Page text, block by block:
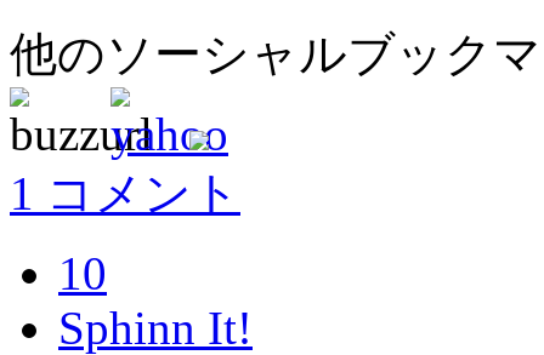
他のソーシャルブック
1 コメント
10
Sphinn It!